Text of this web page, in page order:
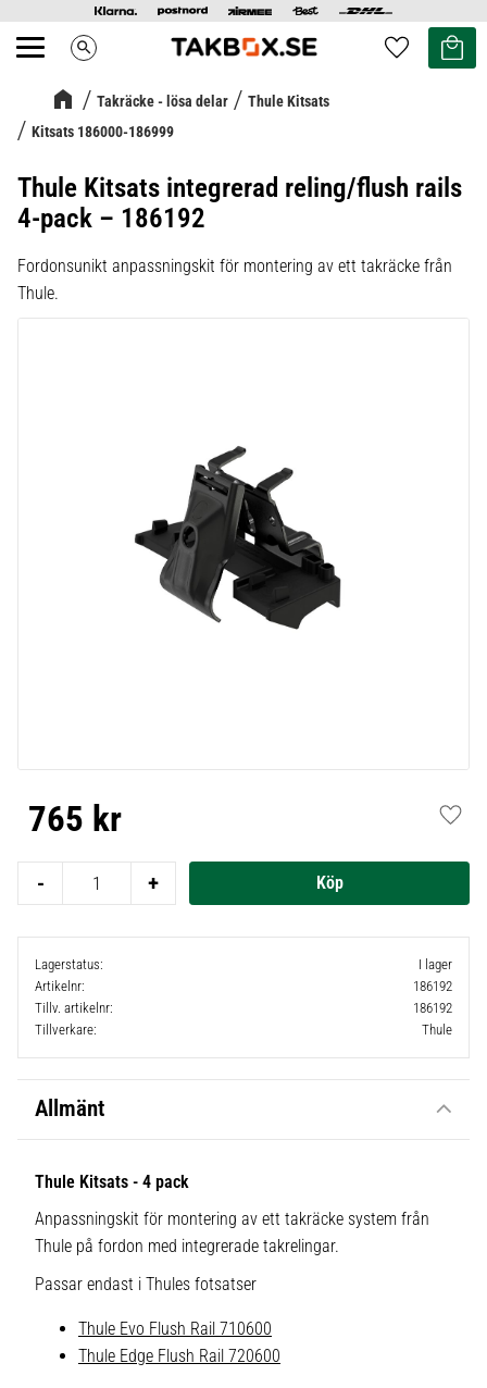
Meny search Favoriter
Kundvagn
Takräcke - lösa delar
Thule Kitsats
Kitsats 186000-186999
Thule Kitsats integrerad reling/flush rails
4-pack – 186192
Fordonsunikt anpassningskit för montering av ett takräcke från
Thule.
765 kr
+
-
Lagerstatus
I lager
Artikelnr
186192
Tillv. artikelnr
186192
Tillverkare
Thule
Allmänt
Thule Kitsats - 4 pack
Anpassningskit för montering av ett takräcke system från
Thule på fordon med integrerade takrelingar.
Passar endast i Thules fotsatser
Thule Evo Flush Rail 710600
Thule Edge Flush Rail 720600